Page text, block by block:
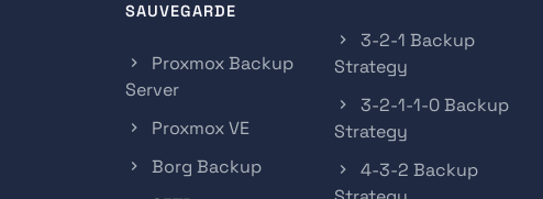
SAUVEGARDE
Proxmox Backup
Server
Proxmox VE
Borg Backup
3-2-1 Backup
Strategy
3-2-1-1-0 Backup
Strategy
4-3-2 Backup